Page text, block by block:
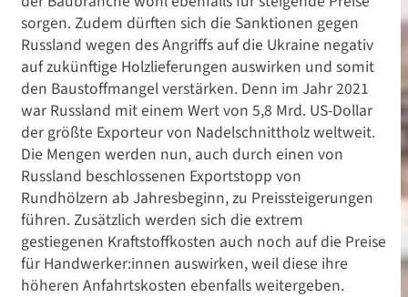
sorgen. Zudem dürften sich die Sanktionen gegen
Russland wegen des Angriffs auf die Ukraine negativ
auf zukünftige Holzlieferungen auswirken und somit
den Baustoffmangel verstärken. Denn im Jahr 2021
war Russland mit einem Wert von 5,8 Mrd. US-Dollar
der größte Exporteur von Nadelschnittholz weltweit.
Die Mengen werden nun, auch durch einen von
Russland beschlossenen Exportstopp von
Rundhölzern ab Jahresbeginn, zu Preissteigerungen
führen. Zusätzlich werden sich die extrem
gestiegenen Kraftstoffkosten auch noch auf die Preise
für Handwerker:innen auswirken, weil diese ihre
höheren Anfahrtskosten ebenfalls weitergeben.